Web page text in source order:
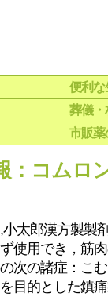
便利な
葬儀・
市販薬
：コムロ
太郎漢方製製
使用でき，筋
次の諸症：こ
目的とした鎮